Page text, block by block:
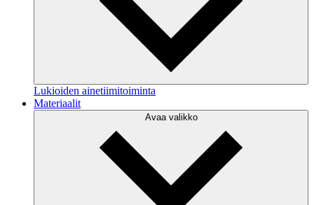
Lukioiden ainetiimitoiminta
Materiaalit
Avaa valikko